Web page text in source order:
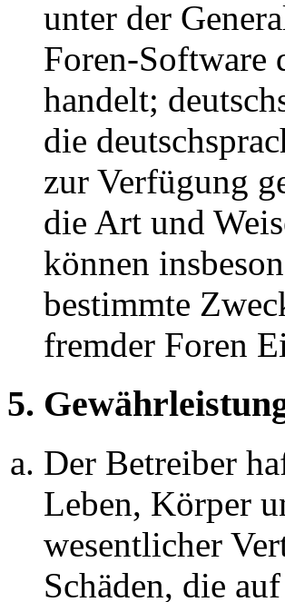
unter der
Foren-Software
handelt;
die
zur Verfügung
die Art und
können
bestimmte
fremder Foren
5.
Der Betreiber
Leben, Körper
wesentlicher
Schäden, die